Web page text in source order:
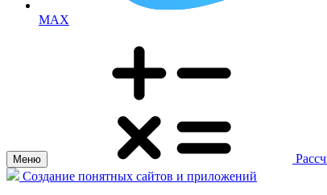
MAX
Меню
Создание понятных сайтов и приложений